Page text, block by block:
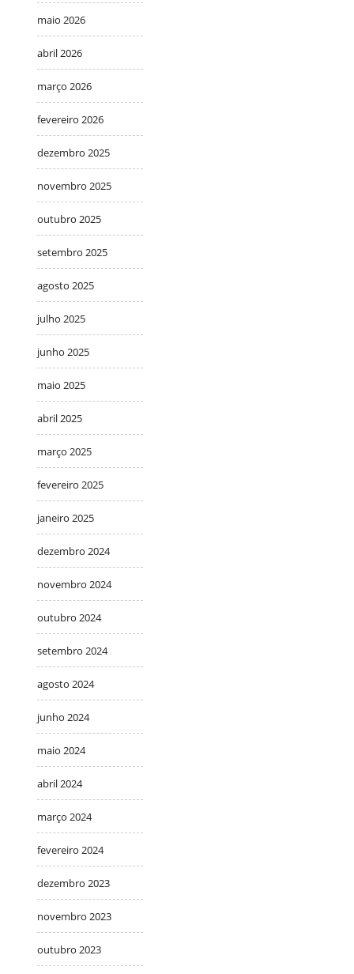
maio 2026
abril 2026
março 2026
fevereiro 2026
dezembro 2025
novembro 2025
outubro 2025
setembro 2025
agosto 2025
julho 2025
junho 2025
maio 2025
abril 2025
março 2025
fevereiro 2025
janeiro 2025
dezembro 2024
novembro 2024
outubro 2024
setembro 2024
agosto 2024
junho 2024
maio 2024
abril 2024
março 2024
fevereiro 2024
dezembro 2023
novembro 2023
outubro 2023